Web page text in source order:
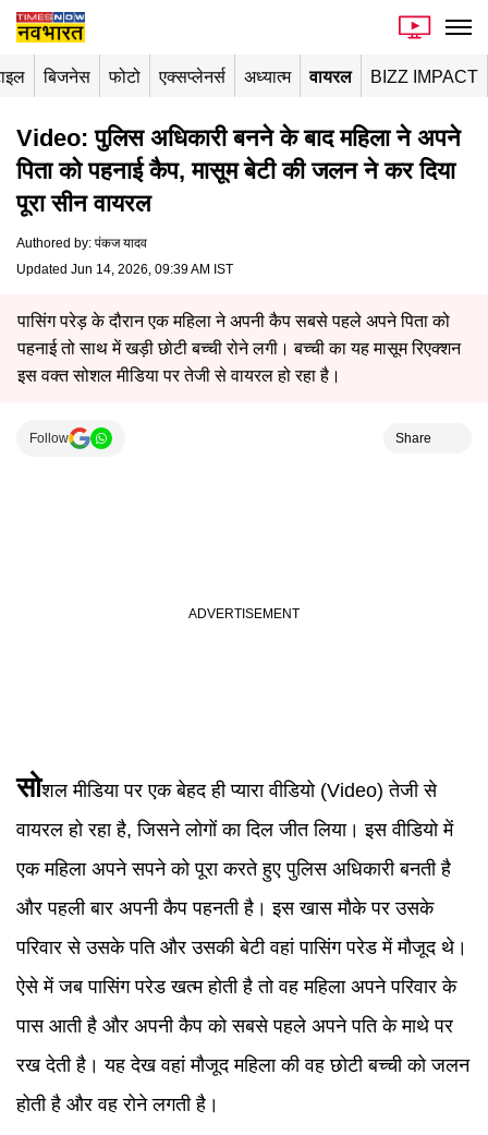
बिजनेस फोटो एक्सप्लेनर्स अध्यात्म वायरल BIZZ IMPACT
Video: पुलिस अधिकारी बनने के बाद महिला ने अपने
पिता को पहनाई कैप, मासूम बेटी की जलन ने कर दिया
पूरा सीन वायरल
Authored by: पंकज यादव
Updated Jun 14, 2026, 09:39 AM IST
पासिंग परेड़ के दौरान एक महिला ने अपनी कैप सबसे पहले अपने पिता को
पहनाई तो साथ में खड़ी छोटी बच्ची रोने लगी। बच्ची का यह मासूम रिएक्शन
इस वक्त सोशल मीडिया पर तेजी से वायरल हो रहा है।
Follow Share
सोशल मीडिया पर एक बेहद ही प्यारा वीडियो (Video) तेजी से
वायरल हो रहा है, जिसने लोगों का दिल जीत लिया। इस वीडियो में
एक महिला अपने सपने को पूरा करते हुए पुलिस अधिकारी बनती है
और पहली बार अपनी कैप पहनती है। इस खास मौके पर उसके
परिवार से उसके पति और उसकी बेटी वहां पासिंग परेड में मौजूद थे।
ऐसे में जब पासिंग परेड खत्म होती है तो वह महिला अपने परिवार के
पास आती है और अपनी कैप को सबसे पहले अपने पति के माथे पर
रख देती है। यह देख वहां मौजूद महिला की वह छोटी बच्ची को जलन
होती है और वह रोने लगती है।